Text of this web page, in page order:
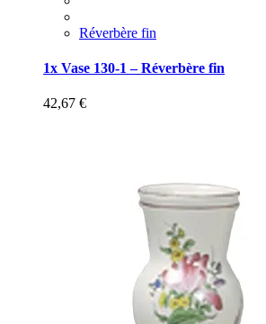
Réverbère fin
1x Vase 130-1 – Réverbère fin
42,67 €